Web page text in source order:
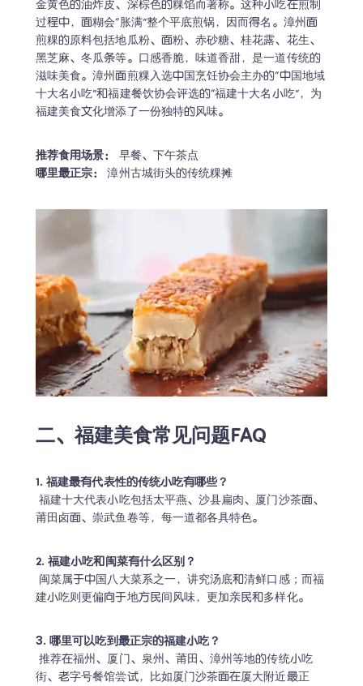
金黄色的油炸皮、深棕色的粿馅而著称。这种小吃在煎制
过程中，面糊会“胀满”整个平底煎锅，因而得名。漳州面
煎粿的原料包括地瓜粉、面粉、赤砂糖、桂花露、花生、
黑芝麻、冬瓜条等。口感香脆，味道香甜，是一道传统的
滋味美食。漳州面煎粿入选中国烹饪协会主办的“中国地域
十大名小吃”和福建餐饮协会评选的“福建十大名小吃”，为
福建美食文化增添了一份独特的风味。
推荐食用场景：
哪里最正宗：
漳州古城街头的传统粿摊
二、福建美食常见问题FAQ
福建十大代表小吃包括太平燕、沙县扁肉、厦门沙茶面、
莆田卤面、崇武鱼卷等，每一道都各具特色。
建小吃则更偏向于地方民间风味，更加亲民和多样化。
推荐在福州、厦门、泉州、莆田、漳州等地的传统小吃
街、老字号餐馆尝试，比如厦门沙茶面在厦大附近最正
Trustpilot • 10k+ 评论
LingoAce 全科在线直播课: 中
文 • 数学 • 英语
个性化定制1对教学，帮助孩子保持学习热情，获
得实实在在的学习成果！
领取趣味课程
隐私安全保护
1对1名师教学
谢谢，我一会儿再约课！